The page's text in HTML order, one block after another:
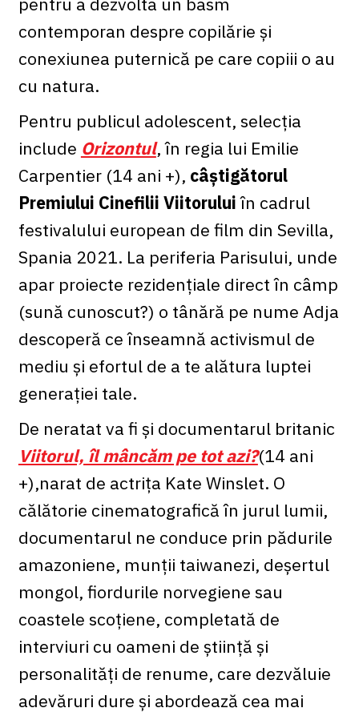
contemporan despre copilărie și
conexiunea puternică pe care copiii o au
cu natura.
Pentru publicul adolescent, selecția
include Orizontul, în regia lui Emilie
Carpentier (14 ani +), câștigătorul
Premiului Cinefilii Viitoruluiîn cadrul
festivalului european de film din Sevilla,
Spania 2021. La periferia Parisului, unde
apar proiecte rezidențiale direct în câmp
(sună cunoscut?) o tânără pe nume Adja
descoperă ce înseamnă activismul de
mediu și efortul de a te alătura luptei
generației tale.
De neratat va fi și documentarul britanic
Viitorul, îl mâncăm pe tot azi?(14 ani
+),narat de actrița Kate Winslet. O
călătorie cinematografică în jurul lumii,
documentarul ne conduce prin pădurile
amazoniene, munții taiwanezi, deșertul
mongol, fiordurile norvegiene sau
coastele scoțiene, completată de
interviuri cu oameni de știință și
personalități de renume, care dezvăluie
adevăruri dure și abordează cea mai